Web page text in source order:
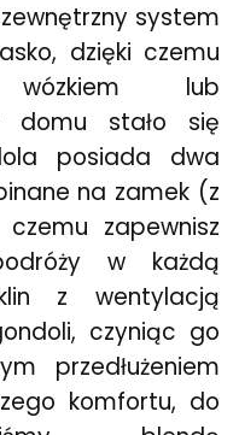
system
dzięki czemu
lub
domu stało się
posiada dwa
na zamek (z
zapewnisz
w każdą
z wentylacją
czyniąc go
przedłużeniem
komfortu, do